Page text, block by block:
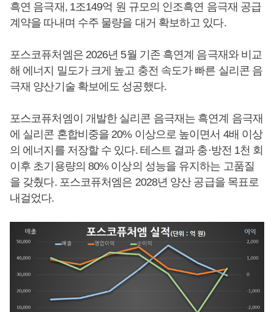
흑연 음극재, 1조149억 원 규모의 인조흑연 음극재 공급
계약을 따내며 수주 물량을 대거 확보하고 있다.
포스코퓨처엠은 2026년 5월 기존 흑연계 음극재와 비교
해 에너지 밀도가 크게 높고 충전 속도가 빠른 실리콘 음
극재 양산기술 확보에도 성공했다.
포스코퓨처엠이 개발한 실리콘 음극재는 흑연계 음극재
에 실리콘 혼합비중을 20% 이상으로 높이면서 4배 이상
의 에너지를 저장할 수 있다. 테스트 결과 충·방전 1천 회
이후 초기용량의 80% 이상의 성능을 유지하는 고품질
을 갖췄다. 포스코퓨처엠은 2028년 양산 공급을 목표로
내걸었다.